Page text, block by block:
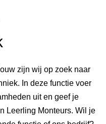
zijn wij op zoek naar
In deze functie voer
uit en geef je
Leerling Monteurs. Wil je